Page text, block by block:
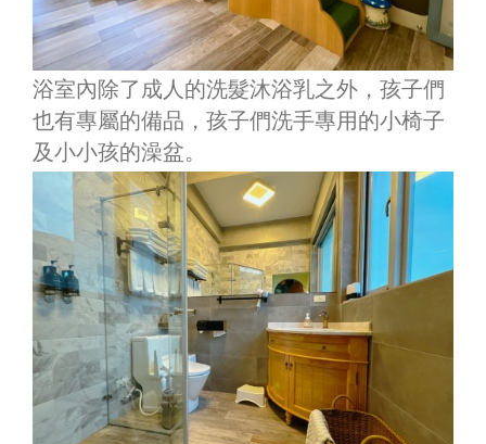
浴室內除了成人的洗髮沐浴乳之外，孩子們
也有專屬的備品，孩子們洗手專用的小椅子
及小小孩的澡盆。